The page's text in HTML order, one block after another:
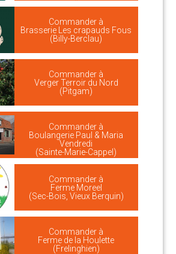
Commander à
Brasserie Les crapauds Fous
(Billy-Berclau)
Commander à
Verger Terroir du Nord
(Pitgam)
Commander à
Boulangerie Paul & Maria
Vendredi
(Sainte-Marie-Cappel)
Commander à
Ferme Moreel
(Sec-Bois, Vieux Berquin)
Commander à
Ferme de la Houlette
(Frelinghien)